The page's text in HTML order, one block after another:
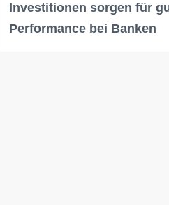
Investitionen sorgen für
Performance bei Banken